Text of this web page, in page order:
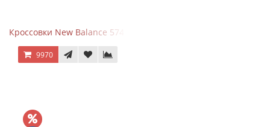
Кроссовки New Balance 574 Navy Blue Grey
9970